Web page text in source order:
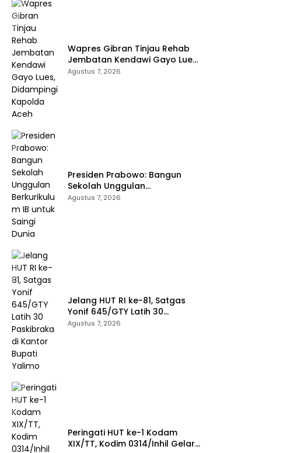
Wapres Gibran Tinjau Rehab
Jembatan Kendawi Gayo Lues,
Didampingi Kapolda Aceh
Agustus 7, 2026
Presiden Prabowo: Bangun
Sekolah Unggulan
Berkurikulum IB untuk Saingi
Agustus 7, 2026
Jelang HUT RI ke-81, Satgas
Yonif 645/GTY Latih 30
Paskibraka di Kantor Bupati
Agustus 7, 2026
Peringati HUT ke-1 Kodam
XIX/TT, Kodim 0314/Inhil Gelar